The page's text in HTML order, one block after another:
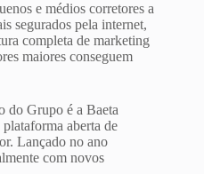
e médios corretores a
segurados pela internet,
completa de marketing
maiores conseguem
do Grupo é a Baeta
plataforma aberta de
Lançado no ano
com novos